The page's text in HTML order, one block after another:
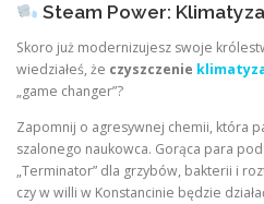
Steam Power:
Skoro już modernizujesz swoje
wiedziałeś, że czyszczenie
„game changer”?
Zapomnij o agresywnej chemii, która
szalonego naukowca. Gorąca para
„Terminator” dla grzybów, bakterii i
czy w willi w Konstancinie będzie